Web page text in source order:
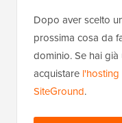
Dopo aver scelto
prossima cosa da
dominio. Se hai
acquistare
SiteGround.